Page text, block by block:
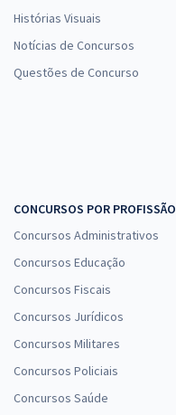
Histórias Visuais
Notícias de Concursos
Questões de Concurso
CONCURSOS POR PROFISSÃO
Concursos Administrativos
Concursos Educação
Concursos Fiscais
Concursos Jurídicos
Concursos Militares
Concursos Policiais
Concursos Saúde